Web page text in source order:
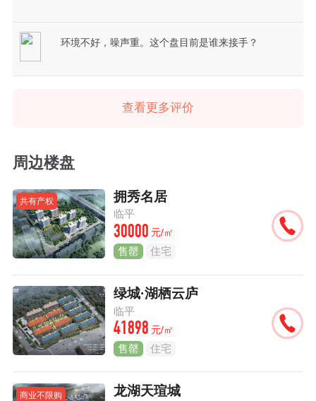
环境不好，噪声重。这个盘目前是谁来接手？
查看更多评价
周边楼盘
共有产权 拥秀名居
临平
30000 元/㎡
售罄 住宅
绿城·湖栖云庐
临平
41898 元/㎡
售罄 住宅
商业不限购 龙湖天瑄城